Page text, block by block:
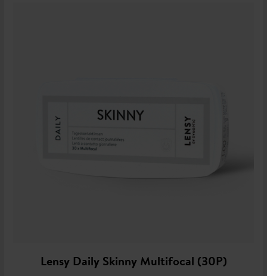
Lensy Daily Skinny Multifocal (30P)